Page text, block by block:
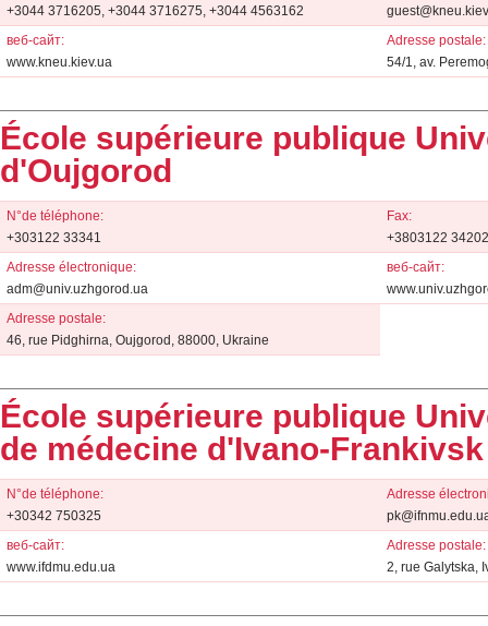
+3044 3716205, +3044 3716275, +3044 4563162
веб-сайт:
www.kneu.kiev.ua
Adresse postale:
54/1, av.
École supérieure publique
d'Oujgorod
N°de téléphone:
+303122 33341
Fax:
+3803122 34202
Adresse électronique:
adm@univ.uzhgorod.ua
веб-сайт:
Adresse postale:
46, rue Pidghirna, Oujgorod, 88000, Ukraine
École supérieure publique
de médecine d'Ivano-Frankivsk
N°de téléphone:
+30342 750325
Adresse
веб-сайт:
www.ifdmu.edu.ua
Adresse postale:
2, rue Galytska,